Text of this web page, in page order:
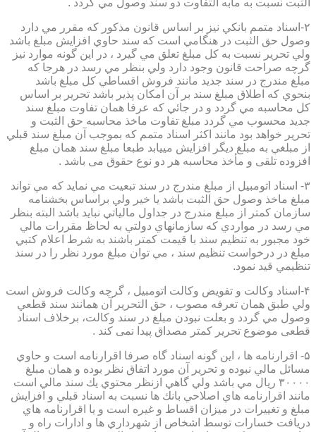
الثبت نسبت به مابه التفاوت دو سند وصول مي گردد .
۲-اسناد متمم بانكي نيز بر اساس قانون مذكور كه مقرر مي دارد
وصول حق الثبت در هنگامي است كه سند حاوي افزايش مبلغ باشد
ولي تحرير نسبت به كل مبلغ تعلق مي گيرد ، در اين گونه موارد نيز
گرچه صراحت قانون وجود دارد ولي بنظر مي رسد در هرجا كه
مبلغ مندرج در سند جديد مانند فروش اقساطي كل مبلغ باشد
بنحوي كه اطلاق مبلغ سند بر آن امكان پذير باشد تحرير بر اساس
كل محاسبه مي گردد و در جائي كه عرفا همان تفاوت مبلغ سند
جديد محسوب مي گردد مبلغ تفاوت ماخذ محاسبه حق الثبت و
تحرير خواهد بود مانند اكثر اسناد متمم كه بموجب آن مبلغ سند قبلي
از مبلغي به مبلغ ديگر افزايش مييابد طبعا مبلغ سند همان مبلغ
افزوده تلقی و مأخذ محاسبه هر دو نوع حقوق می باشد .
۳- اسناد اتومبيل از مبلغ مندرج در سند تبعيت مي نمايد كه مي تواند
مبلغ ماخذ وصول حق الثبت باشد يا خير ولي براساس بخشنامه
سازمان كمتر از مبلغ مندرج در جداول مالياتي نبايد باشد البته بنظر
مي رسد در مواردي كه سازمانهاي دولتي به لحاظ مقررات مالي
خود مجبور به تنظيم سند با قيمت كمتر باشند به شرط اعلام كتبي
مبلغ در درخواست تنظيم سند ، مي توان مبلغ مورد نظر را در سند
تنظيمي قيد نمود.
۴-اسناد وكالت و تفويض وكالت اتومبيل ، گرچه وكالت فروش است
ولي طبق همان تعرفه مصوب ، حق التحرير آن همانند سند قطعي
وصول مي گردد و بعلت نبودن مبلغ در سند وكالت، برخلاف اسناد
قطعی موضوع تحریر کمتر مصداق پیدا نمی کند .
۵- اقرارنامه ها ، اين گونه اسناد گاه صرفا اقرارنامه است و حاوي
مسائل مالي نبوده و تحرير آن مورد اتفاق نظر بوده و همان مبلغ
۳۰۰۰۰ ريال مي باشد ولي گاهي ازنظر محتوي يك سند مالي است
مانند اقرارنامه هاي اصلاحي بانك ها نسبت به اسناد قبلي و افزايش
مبلغ و تغييرات در ميزان اقساط و غيره است و يا اقرارنامه هاي
دريافت خسارات توسط اشخاص از شهرداري ها و ادارات راه و